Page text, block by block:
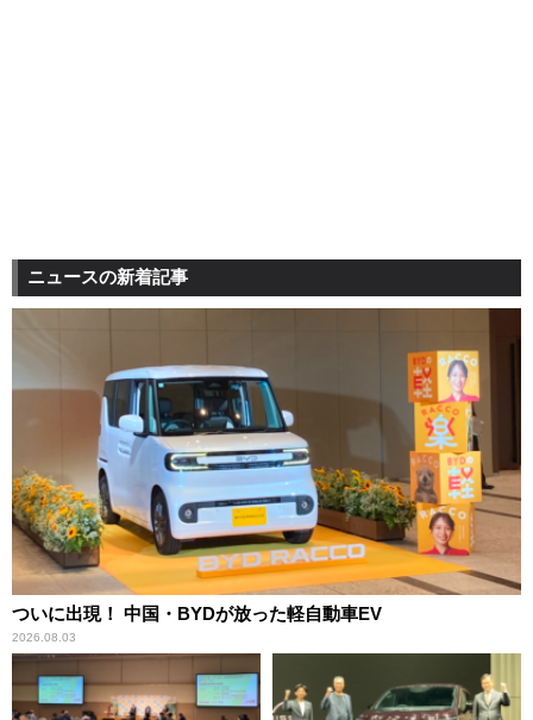
ニュースの新着記事
ついに出現！ 中国・BYDが放った軽自動車EV
2026.08.03